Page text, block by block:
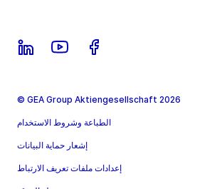
© GEA Group Aktiengesellschaft 2026
الطباعة وشروط الاستخدام
إشعار حماية البيانات
إعدادات ملفات تعريف الارتباط